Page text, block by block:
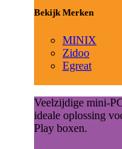
Bekijk Merken
MINIX
Zidoo
Egreat
Veelzijdige mini-
ideale oplossing
Play boxen.